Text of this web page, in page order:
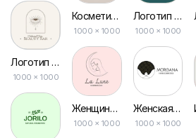
Логотип Одной Линии для Celestial Beauty Bar
1000 × 1000
Косметика для Ухода за Кожей Красоты Логотип
1000 × 1000
Женщина Линейный Рисунок Косметика Красота Иллюстрация Логотип
1000 × 1000
Логотип Салона Эстетической Красоты
1000 × 1000
Женская Иллюстрация, Красота, Волосы, Косметика, Логотип
1000 × 1000